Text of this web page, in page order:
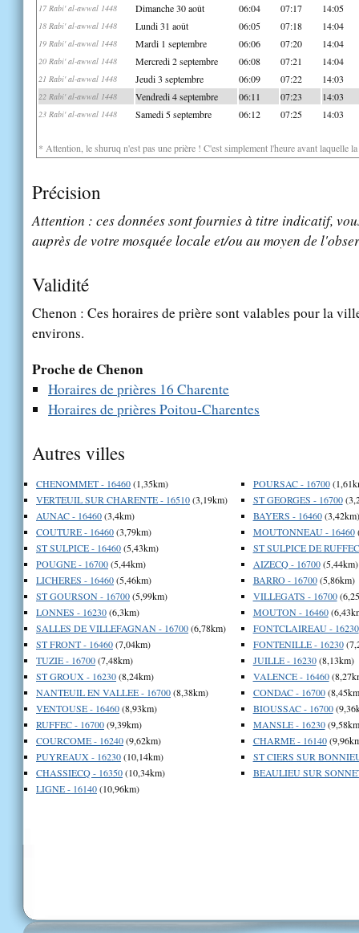
17 Rabi' al-awwal 1448 Dimanche 30 août 06:04 07:17 14:05
18 Rabi' al-awwal 1448 Lundi 31 août 06:05 07:18 14:04
19 Rabi' al-awwal 1448 Mardi 1 septembre 06:06 07:20 14:04
20 Rabi' al-awwal 1448 Mercredi 2 septembre 06:08 07:21 14:04
21 Rabi' al-awwal 1448 Jeudi 3 septembre 06:09 07:22 14:03
22 Rabi' al-awwal 1448 Vendredi 4 septembre 06:11 07:23 14:03
23 Rabi' al-awwal 1448 Samedi 5 septembre 06:12 07:25 14:03
* Attention, le shuruq n'est pas une prière ! C'est simplement l'heure avant laquelle
Précision
Attention : ces données sont fournies à titre indicatif,
auprès de votre mosquée locale et/ou au moyen de
Validité
Chenon : Ces horaires de prière sont valables pour la
environs.
Proche de Chenon
Horaires de prières 16 Charente
Horaires de prières Poitou-Charentes
Autres villes
CHENOMMET - 16460(1,35km)
VERTEUIL SUR CHARENTE - 16510(3,19km)
AUNAC - 16460(3,4km)
COUTURE - 16460(3,79km)
ST SULPICE - 16460(5,43km)
POUGNE - 16700(5,44km)
LICHERES - 16460(5,46km)
ST GOURSON - 16700(5,99km)
LONNES - 16230(6,3km)
SALLES DE VILLEFAGNAN - 16700(6,78km)
ST FRONT - 16460(7,04km)
TUZIE - 16700(7,48km)
ST GROUX - 16230(8,24km)
NANTEUIL EN VALLEE - 16700(8,38km)
VENTOUSE - 16460(8,93km)
RUFFEC - 16700(9,39km)
COURCOME - 16240(9,62km)
PUYREAUX - 16230(10,14km)
CHASSIECQ - 16350(10,34km)
LIGNE - 16140(10,96km)
POURSAC - 16700
ST GEORGES - 16700
BAYERS - 16460(3,42km)
MOUTONNEAU - 16460
ST SULPICE DE
AIZECQ - 16700(5,44km)
BARRO - 16700(5,86km)
VILLEGATS - 16700
MOUTON - 16460
FONTCLAIREAU - 16230
FONTENILLE - 16230
JUILLE - 16230(8,13km)
VALENCE - 16460
CONDAC - 16700
BIOUSSAC - 16700
MANSLE - 16230
CHARME - 16140
ST CIERS SUR
BEAULIEU SUR